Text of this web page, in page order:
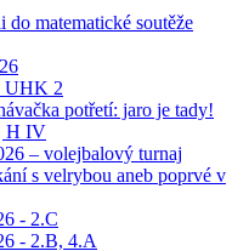
matematické soutěže
UHK 2
potřetí: jaro je tady!
H IV
– volejbalový turnaj
s velrybou aneb poprvé v
- 2.C
- 2.B, 4.A